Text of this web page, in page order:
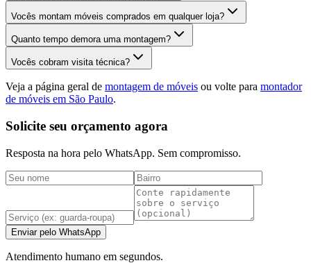
Vocês montam móveis comprados em qualquer loja?
Quanto tempo demora uma montagem?
Vocês cobram visita técnica?
Veja a página geral de montagem de móveis ou volte para montador
de móveis em São Paulo.
Solicite seu orçamento agora
Resposta na hora pelo WhatsApp. Sem compromisso.
Enviar pelo WhatsApp
Atendimento humano em segundos.